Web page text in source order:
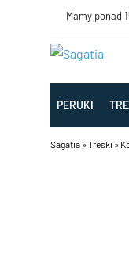
Mamy ponad
PERUKI
Sagatia »Treski »